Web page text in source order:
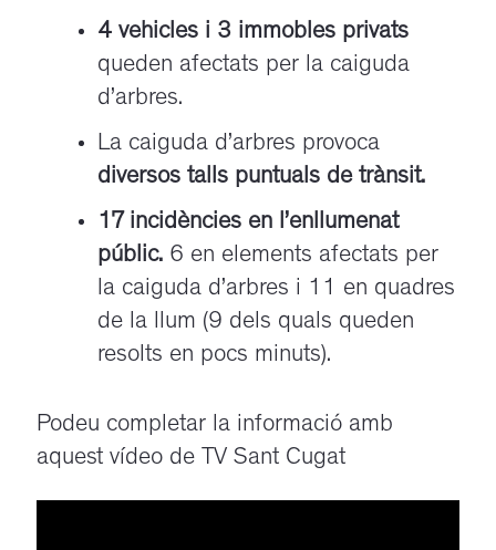
4 vehicles i 3 immobles privats
queden afectats per la caiguda
d’arbres.
La caiguda d’arbres provoca
diversos talls puntuals de trànsit.
17 incidències en l’enllumenat
públic. 6 en elements afectats per
la caiguda d’arbres i 11 en quadres
de la llum (9 dels quals queden
resolts en pocs minuts).
Podeu completar la informació amb
aquest vídeo de TV Sant Cugat